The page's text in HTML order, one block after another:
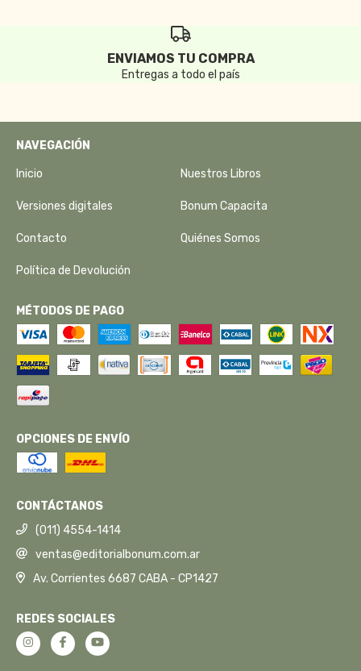
ENVIAMOS TU COMPRA
Entregas a todo el país
NAVEGACIÓN
Inicio Nuestros Libros
Versiones digitales Bonum Capacita
Contacto Quiénes Somos
Política de Devolución
MÉTODOS DE PAGO
OPCIONES DE ENVÍO
CONTÁCTANOS
(011) 4554-1414
ventas@editorialbonum.com.ar
Av. Corrientes 6687 CABA - CP1427
REDES SOCIALES